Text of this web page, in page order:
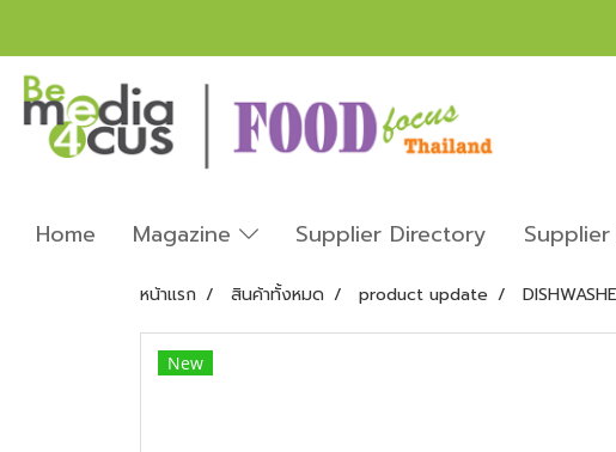
Home Magazine Supplier Directory
หน้าแรก สินค้าทั้งหมด product update
New